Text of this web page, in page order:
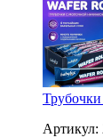
Артикул: